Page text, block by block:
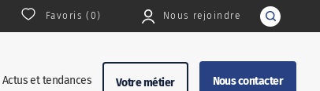
Favoris ( 0 ) Nous rejoindre
Actus et tendances Votre métier Nous contacter